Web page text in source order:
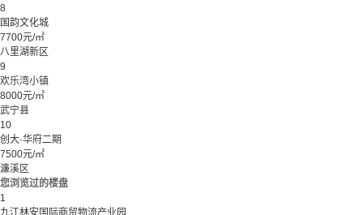
8
国韵文化城
7700元/㎡
八里湖新区
9
欢乐湾小镇
8000元/㎡
武宁县
10
创大·华府二期
7500元/㎡
濂溪区
您浏览过的楼盘
1
九江林安国际商贸物流产业园